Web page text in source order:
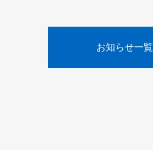
お知らせ一覧